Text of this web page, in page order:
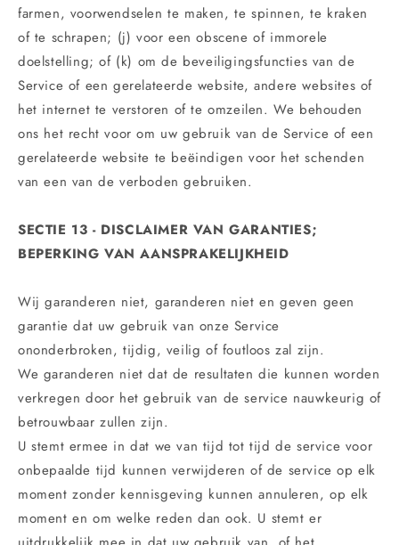
farmen, voorwendselen te maken, te spinnen, te kraken
of te schrapen; (j) voor een obscene of immorele
doelstelling; of (k) om de beveiligingsfuncties van de
Service of een gerelateerde website, andere websites of
het internet te verstoren of te omzeilen. We behouden
ons het recht voor om uw gebruik van de Service of een
gerelateerde website te beëindigen voor het schenden
van een van de verboden gebruiken.
SECTIE 13 - DISCLAIMER VAN GARANTIES;
BEPERKING VAN AANSPRAKELIJKHEID
Wij garanderen niet, garanderen niet en geven geen
garantie dat uw gebruik van onze Service
ononderbroken, tijdig, veilig of foutloos zal zijn.
We garanderen niet dat de resultaten die kunnen worden
verkregen door het gebruik van de service nauwkeurig of
betrouwbaar zullen zijn.
U stemt ermee in dat we van tijd tot tijd de service voor
onbepaalde tijd kunnen verwijderen of de service op elk
moment zonder kennisgeving kunnen annuleren, op elk
moment en om welke reden dan ook. U stemt er